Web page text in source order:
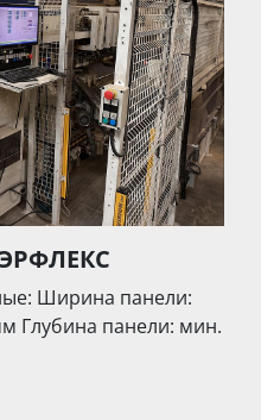
Ширина панели:
Глубина панели: мин.